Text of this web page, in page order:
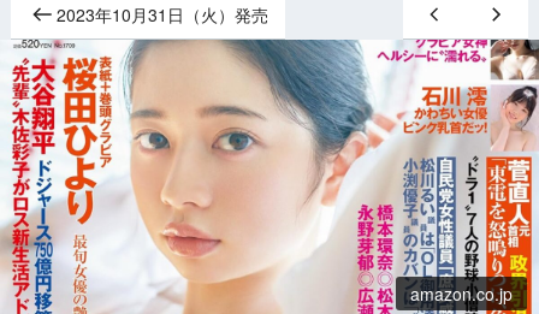
2023年10月31日（火）発売
amazon.co.jp